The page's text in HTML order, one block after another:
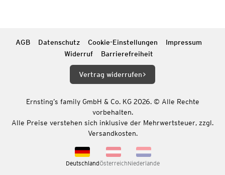
AGB Datenschutz Cookie-Einstellungen
Impressum
Widerruf
Barrierefreiheit
Vertrag widerrufen
Ernsting’s family GmbH & Co. KG 2026. © Alle Rechte
vorbehalten.
Alle Preise verstehen sich inklusive der Mehrwertsteuer, zzgl.
Versandkosten.
DeutschlandÖsterreichNiederlande